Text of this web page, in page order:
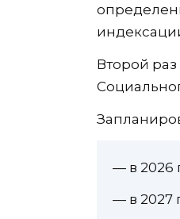
Второй
— в 2026
— в 2027